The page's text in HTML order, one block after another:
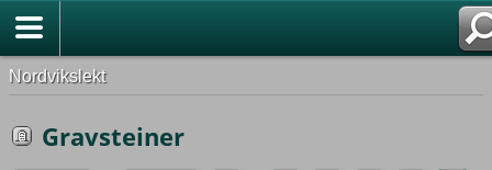
Nordvikslekt
Gravsteiner